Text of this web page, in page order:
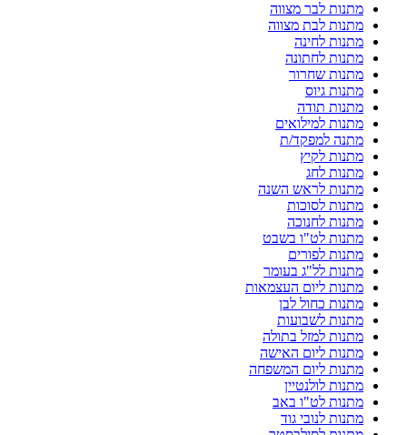
מתנות לבר מצווה
מתנות לבת מצווה
מתנות לחינה
מתנות לחתונה
מתנות שחרור
מתנות גיוס
מתנות תודה
מתנות למילואים
מתנה למפקד/ת
מתנות לקיץ
מתנות לחג
מתנות לראש השנה
מתנות לסוכות
מתנות לחנוכה
מתנות לט"ו בשבט
מתנות לפורים
מתנות לל"ג בעומר
מתנות ליום העצמאות
מתנות כחול לבן
מתנות לשבועות
מתנות למזל בתולה
מתנות ליום האישה
מתנות ליום המשפחה
מתנות לולנטיין
מתנות לט"ו באב
מתנות לנובי גוד